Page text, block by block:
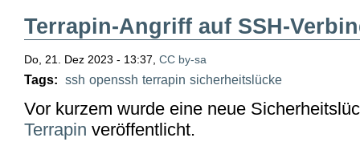
Terrapin-Angriff auf SSH-
Do, 21. Dez 2023 - 13:37, CC by-sa
Tags: ssh openssh terrapin sicherheitslücke
Vor kurzem wurde eine neue
Terrapin veröffentlicht.